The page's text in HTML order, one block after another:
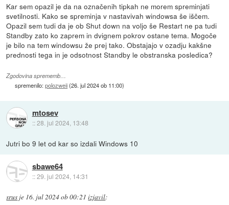
Kar sem opazil je da na označenih tipkah ne morem spreminjati
svetilnosti. Kako se spreminja v nastavivah windowsa še iščem.
Opazil sem tudi da je ob Shut down na voljo še Restart ne pa tudi
Standby zato ko zaprem in dvignem pokrov ostane tema. Mogoče
je bilo na tem windowsu že prej tako. Obstajajo v ozadju kakšne
prednosti tega in je odsotnost Standby le obstranska posledica?
Zgodovina sprememb…
spremenilo:polozweii(26. jul 2024 ob 11:00)
mtosev
::28. jul 2024, 13:48
Jutri bo 9 let od kar so izdali Windows 10
sbawe64
::29. jul 2024, 14:31
srus je 16. jul 2024 ob 00:21 izjavil: